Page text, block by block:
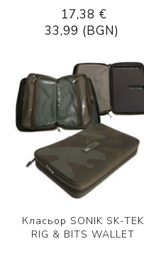
17,38 €
33,99 (BGN)
Класьор SONIK SK-TEK
RIG & BITS WALLET